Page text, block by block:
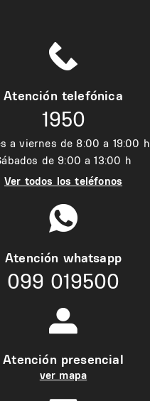
Atención telefónica
1950
a viernes de 8:00 a 19:00 h
de 9:00 a 13:00 h
Ver todos los teléfonos
Atención whatsapp
099 019500
Atención presencial
ver mapa